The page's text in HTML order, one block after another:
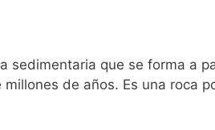
sedimentaria que se forma a
de años. Es una roca